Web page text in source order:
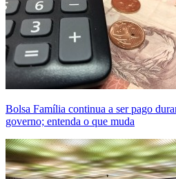
Bolsa Família continua a ser pago
governo; entenda o que muda